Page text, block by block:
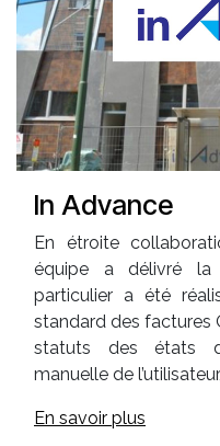
In Advance
En étroite
équipe a délivré la
particulier a été
standard des factures
statuts des états
manuelle de
En savoir plus